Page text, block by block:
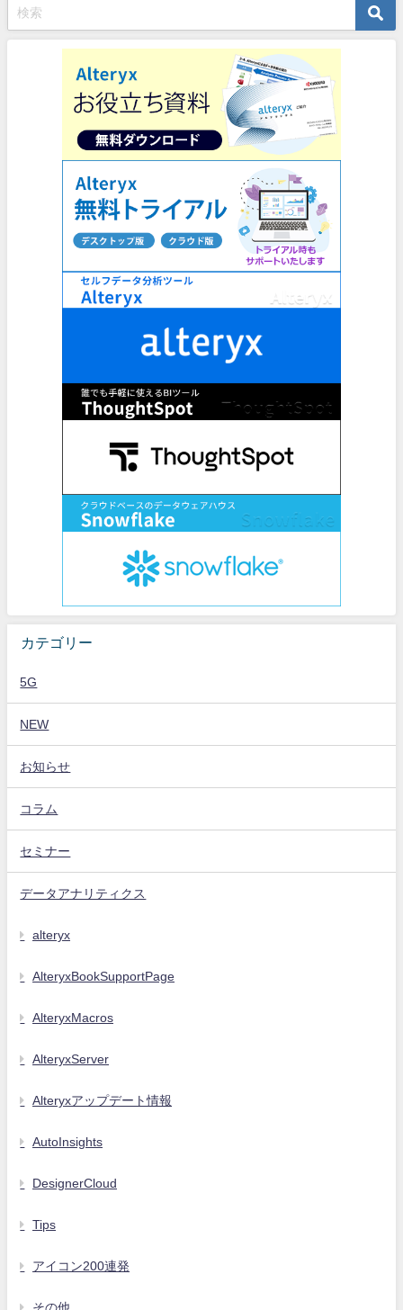
カテゴリー
5G
NEW
お知らせ
コラム
セミナー
データアナリティクス
alteryx
AlteryxBookSupportPage
AlteryxMacros
AlteryxServer
Alteryxアップデート情報
AutoInsights
DesignerCloud
Tips
アイコン200連発
その他